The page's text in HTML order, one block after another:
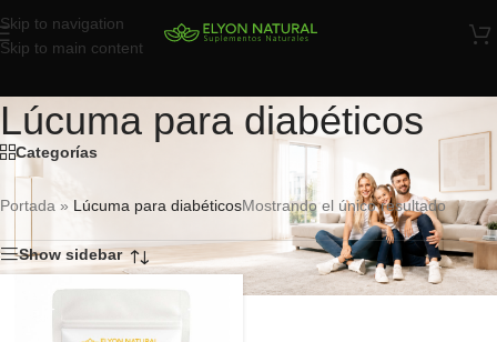
Skip to navigation
Skip to main content
Lúcuma para diabéticos
Categorías
Portada » Lúcuma para diabéticosMostrando el único resultado
Show sidebar